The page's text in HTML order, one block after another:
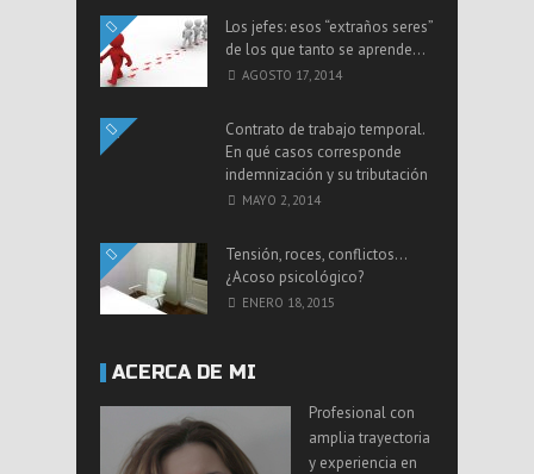
Los jefes: esos “extraños seres”
de los que tanto se aprende…
AGOSTO 17, 2014
Contrato de trabajo temporal.
En qué casos corresponde
indemnización y su tributación
MAYO 2, 2014
Tensión, roces, conflictos…
¿Acoso psicológico?
ENERO 18, 2015
ACERCA DE MI
Profesional con
amplia trayectoria
y experiencia en